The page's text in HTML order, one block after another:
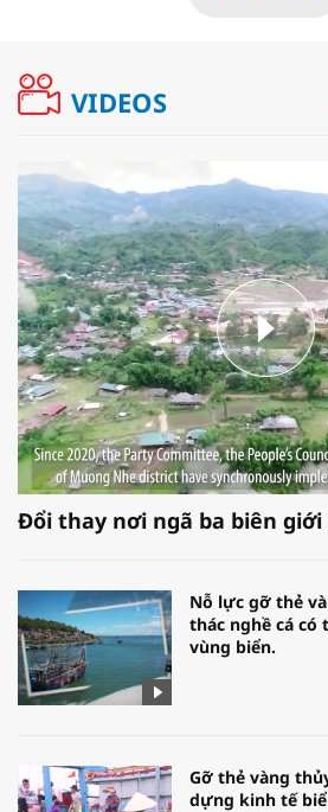
VIDEOS
Đổi thay nơi ngã ba biên
Nỗ lực gỡ thẻ
thác nghề cá có
vùng biển.
Gỡ thẻ vàng
dựng kinh tế